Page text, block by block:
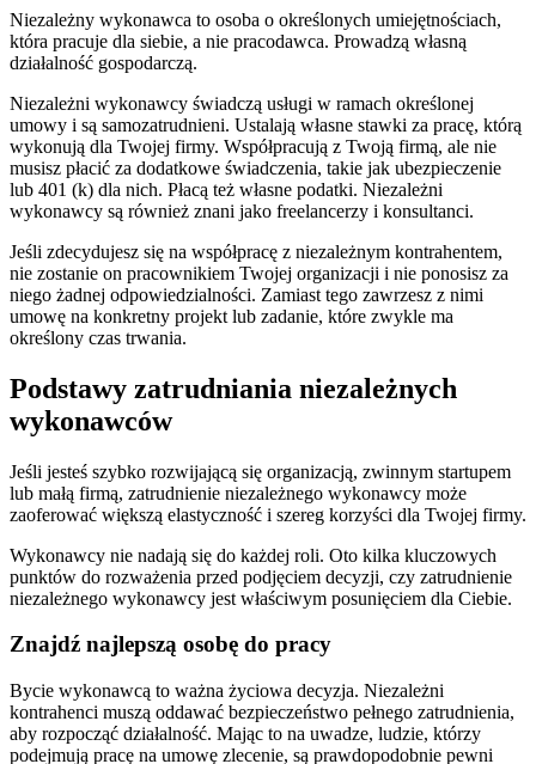
Niezależny wykonawca to osoba o określonych umiejętnościach,
która pracuje dla siebie, a nie pracodawca. Prowadzą własną
działalność gospodarczą.
Niezależni wykonawcy świadczą usługi w ramach określonej
umowy i są samozatrudnieni. Ustalają własne stawki za pracę, którą
wykonują dla Twojej firmy. Współpracują z Twoją firmą, ale nie
musisz płacić za dodatkowe świadczenia, takie jak ubezpieczenie
lub 401 (k) dla nich. Płacą też własne podatki. Niezależni
wykonawcy są również znani jako freelancerzy i konsultanci.
Jeśli zdecydujesz się na współpracę z niezależnym kontrahentem,
nie zostanie on pracownikiem Twojej organizacji i nie ponosisz za
niego żadnej odpowiedzialności. Zamiast tego zawrzesz z nimi
umowę na konkretny projekt lub zadanie, które zwykle ma
określony czas trwania.
Podstawy zatrudniania niezależnych
wykonawców
Jeśli jesteś szybko rozwijającą się organizacją, zwinnym startupem
lub małą firmą, zatrudnienie niezależnego wykonawcy może
zaoferować większą elastyczność i szereg korzyści dla Twojej firmy.
Wykonawcy nie nadają się do każdej roli. Oto kilka kluczowych
punktów do rozważenia przed podjęciem decyzji, czy zatrudnienie
niezależnego wykonawcy jest właściwym posunięciem dla Ciebie.
Znajdź najlepszą osobę do pracy
Bycie wykonawcą to ważna życiowa decyzja. Niezależni
kontrahenci muszą oddawać bezpieczeństwo pełnego zatrudnienia,
aby rozpocząć działalność. Mając to na uwadze, ludzie, którzy
podejmują pracę na umowę zlecenie, są prawdopodobnie pewni